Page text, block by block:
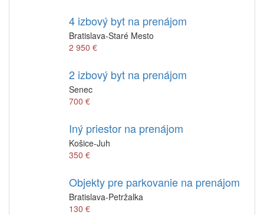
4 izbový byt na prenájom
Bratislava-Staré Mesto
2 950 €
2 izbový byt na prenájom
Senec
700 €
Iný priestor na prenájom
Košice-Juh
350 €
Objekty pre parkovanie na prenájom
Bratislava-Petržalka
130 €